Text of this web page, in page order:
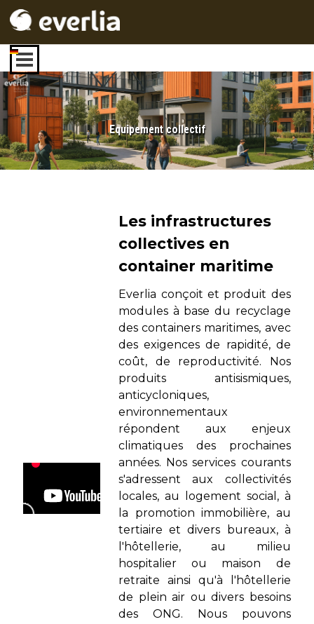
Sauter le menu
Equipement collectif
Les infrastructures
collectives en
container maritime
Everlia conçoit et produit des
modules à base du recyclage
des containers maritimes, avec
des exigences de rapidité, de
coût, de reproductivité. Nos
produits antisismiques,
anticycloniques,
environnementaux
répondent aux enjeux
climatiques des prochaines
années. Nos services courants
s'adressent aux collectivités
locales, au logement social, à
la promotion immobilière, au
tertiaire et divers bureaux, à
l'hôtellerie, au milieu
hospitalier ou maison de
retraite ainsi qu'à l'hôtellerie
de plein air ou divers besoins
des ONG. Nous pouvons